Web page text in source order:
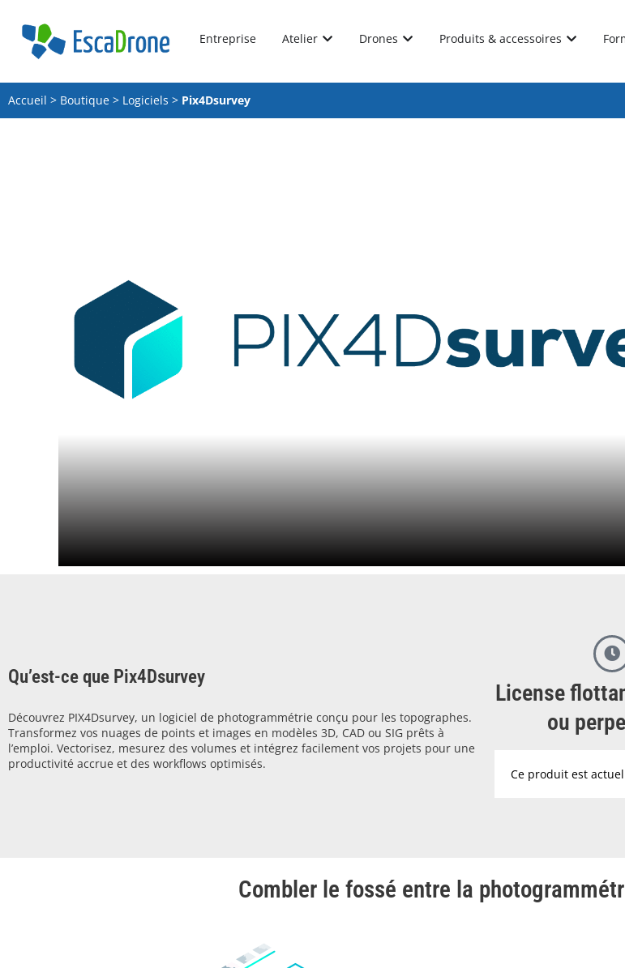
Entreprise Atelier Drones Produits & accessoires
Accueil > Boutique > Logiciels > Pix4Dsurvey
Qu’est-ce que Pix4Dsurvey
Découvrez PIX4Dsurvey, un logiciel de photogrammétrie conçu pour les topographes.
Transformez vos nuages de points et images en modèles 3D, CAD ou SIG prêts à
l’emploi. Vectorisez, mesurez des volumes et intégrez facilement vos projets pour une
productivité accrue et des workflows optimisés.
License
ou
Ce produit est
Combler le fossé entre la